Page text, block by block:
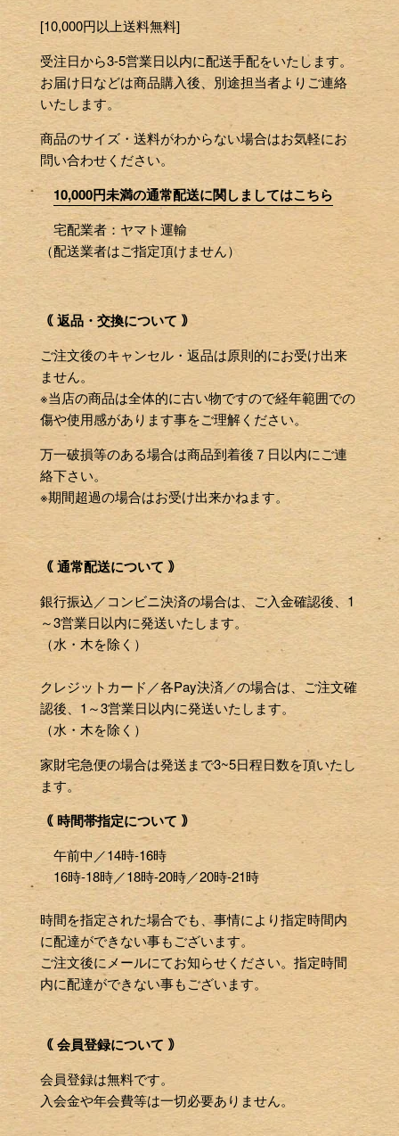
[10,000円以上送料無料]
受注日から3-5営業日以内に配送手配をいたします。
お届け日などは商品購入後、別途担当者よりご連絡
いたします。
商品のサイズ・送料がわからない場合はお気軽にお
問い合わせください。
10,000円未満の通常配送に関しましてはこちら
宅配業者：ヤマト運輸
（配送業者はご指定頂けません）
｟ 返品・交換について ｠
ご注文後のキャンセル・返品は原則的にお受け出来
ません。
※当店の商品は全体的に古い物ですので経年範囲での
傷や使用感があります事をご理解ください。
万一破損等のある場合は商品到着後７日以内にご連
絡下さい。
※期間超過の場合はお受け出来かねます。
｟ 通常配送について ｠
銀行振込／コンビニ決済の場合は、ご入金確認後、1
～3営業日以内に発送いたします。
（水・木を除く）
クレジットカード／各Pay決済／の場合は、ご注文確
認後、1～3営業日以内に発送いたします。
（水・木を除く）
家財宅急便の場合は発送まで3~5日程日数を頂いたし
ます。
｟ 時間帯指定について ｠
午前中／14時-16時
16時-18時／18時-20時／20時-21時
時間を指定された場合でも、事情により指定時間内
に配達ができない事もございます。
ご注文後にメールにてお知らせください。指定時間
内に配達ができない事もございます。
｟ 会員登録について ｠
会員登録は無料です。
入会金や年会費等は一切必要ありません。